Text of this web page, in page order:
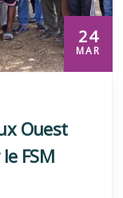
24
MAR
Ouest
FSM